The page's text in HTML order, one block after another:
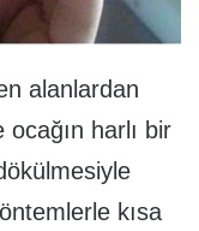
alanlardan
harlı bir
kısa